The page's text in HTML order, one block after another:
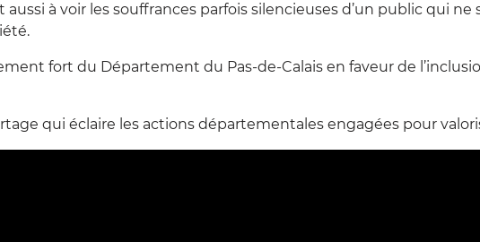
à voir les souffrances parfois silencieuses d’un public qui ne
fort du Département du Pas‑de‑Calais en faveur de
qui éclaire les actions départementales engagées pour